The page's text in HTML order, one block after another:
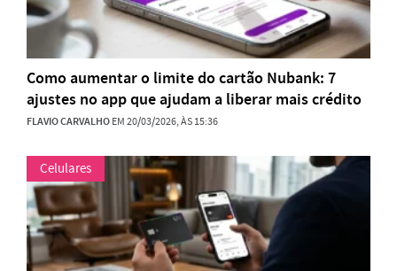
Como aumentar o limite do cartão Nubank: 7
ajustes no app que ajudam a liberar mais crédito
FLAVIO CARVALHOEM 20/03/2026, ÀS 15:36
Celulares